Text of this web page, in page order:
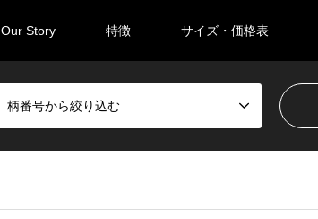
Our Story 特徴 サイズ・価格表
柄番号から絞り込む